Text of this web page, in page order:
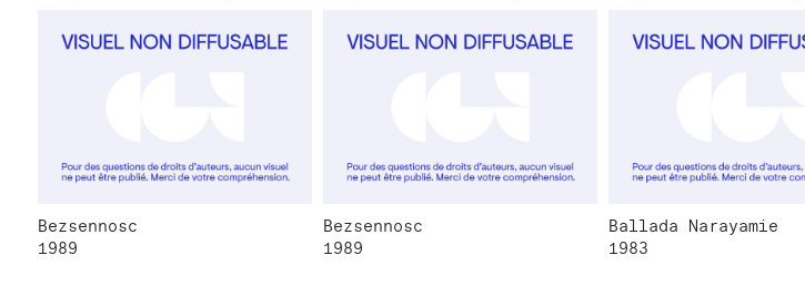
Bezsennosc
1989
Bezsennosc
1989
Ballada Narayamie
1983